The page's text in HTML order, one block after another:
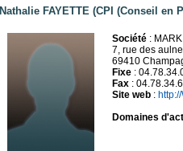
Nathalie FAYETTE (CPI (Conseil en
Société :
7, rue des
69410
Fixe :
Fax :
Site web :
Domaines